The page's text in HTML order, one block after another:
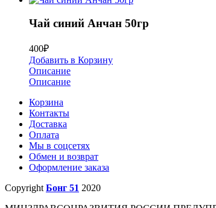
Чай синий Анчан 50гр
400₽
Добавить в Корзину
Описание
Описание
Корзина
Контакты
Доставка
Оплата
Мы в соцсетях
Обмен и возврат
Оформление заказа
Copyright Бонг 51 2020